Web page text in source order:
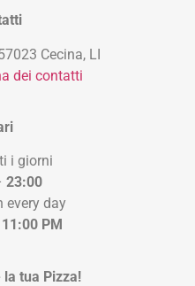
Cecina, LI
dei contatti
i giorni
23:00
every day
11:00 PM
la tua Pizza!